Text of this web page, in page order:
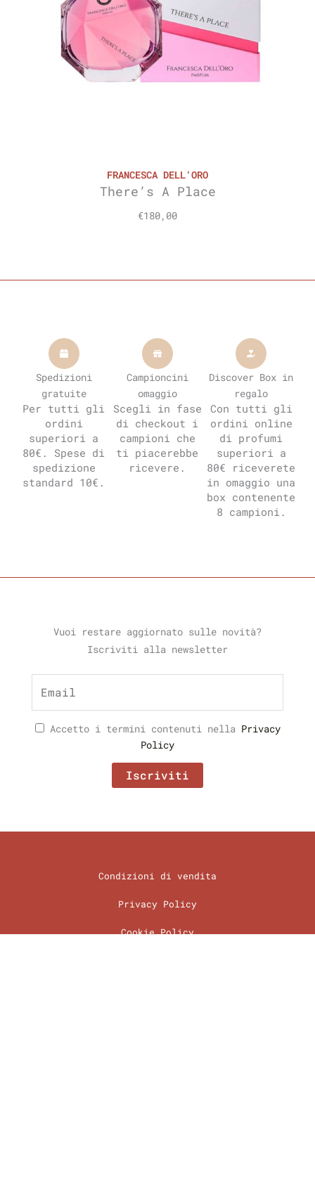
FRANCESCA DELL'ORO
There’s A Place
€180,00
Spedizioni
gratuite
Per tutti gli
ordini
superiori a
80€. Spese di
spedizione
standard 10€.
Campioncini
omaggio
Scegli in fase
di checkout i
campioni che
ti piacerebbe
ricevere.
Discover Box in
regalo
Con tutti gli
ordini online
di profumi
superiori a
80€ riceverete
in omaggio una
box contenente
8 campioni.
Vuoi restare aggiornato sulle novità?
Iscriviti alla newsletter
Accetto i termini contenuti nella Privacy
Policy
Condizioni di vendita
Privacy Policy
Cookie Policy